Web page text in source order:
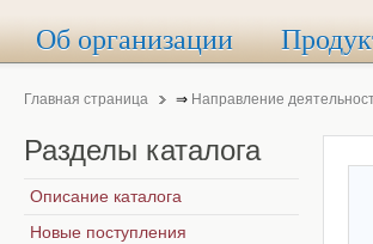
Об организации
Главная страница ⇒ Направление
Разделы каталога
Описание каталога
Новые поступления